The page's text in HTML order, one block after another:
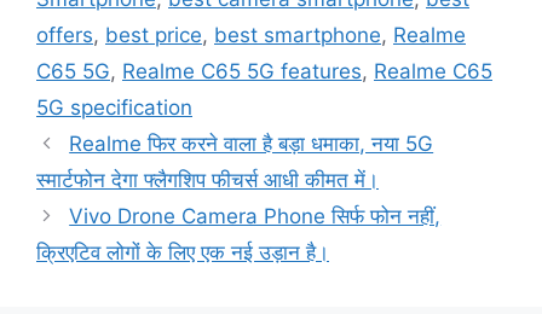
offers, best price, best smartphone, Realme
C65 5G, Realme C65 5G features, Realme C65
5G specification
Realme फिर करने वाला है बड़ा धमाका, नया 5G
स्मार्टफोन देगा फ्लैगशिप फीचर्स आधी कीमत में।
Vivo Drone Camera Phone सिर्फ फोन नहीं,
क्रिएटिव लोगों के लिए एक नई उड़ान है।